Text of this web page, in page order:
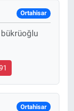
Ortahisar
bükrüoğlu
Ortahisar